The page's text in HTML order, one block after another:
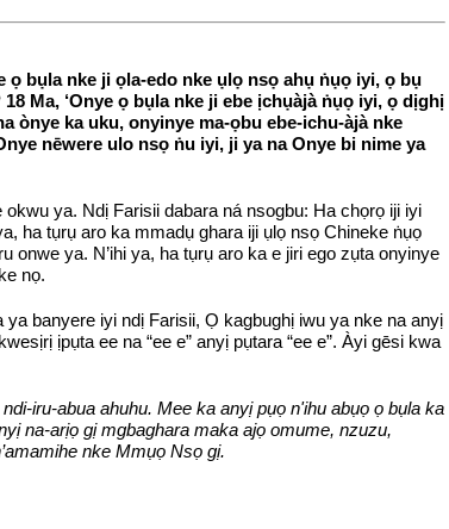
bụla nke ji ọla-edo nke ụlọ nsọ ahụ ṅụọ iyi, ọ bụ
Ma, ‘Onye ọ bụla nke ji ebe ịchụàjà ṅụọ iyi, ọ dịghị
ònye ka uku, onyinye ma-ọbu ebe-ichu-àjà nke
nēwere ulo nsọ ṅu iyi, ji ya na Onye bi nime ya
ya. Ndị Farisii dabara ná nsogbu: Ha chọrọ iji iyi
ha tụrụ aro ka mmadụ ghara iji ụlọ nsọ Chineke ṅụọ
onwe ya. N’ihi ya, ha tụrụ aro ka e jiri ego zụta onyinye
nọ.
banyere iyi ndị Farisii, Ọ kagbughị iwu ya nke na anyị
ịpụta ee na “ee e” anyị pụtara “ee e”. Àyi gēsi kwa
iru-abua ahuhu. Mee ka anyị pụọ n'ihu abụọ ọ bụla ka
na-arịọ gị mgbaghara maka ajọ omume, nzuzu,
nke Mmụọ Nsọ gị.